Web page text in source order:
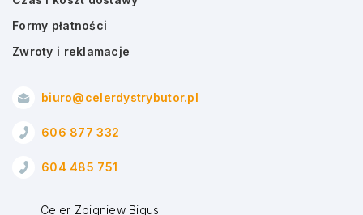
Formy płatności
Zwroty i reklamacje
biuro@celerdystrybutor.pl
606 877 332
604 485 751
Celer Zbigniew Bigus